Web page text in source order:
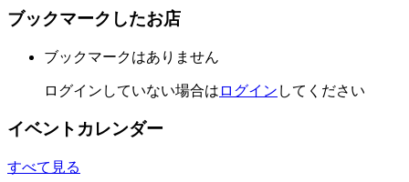
ブックマークしたお店
ブックマークはありません
ログインしていない場合は ログイン してください
イベントカレンダー
すべて見る